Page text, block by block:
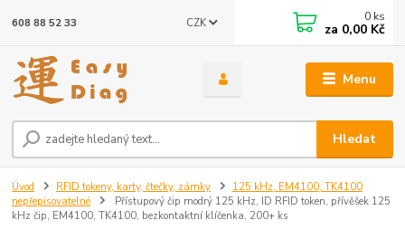
Menu
CZK
Hledat
608 88 52 33 0 ks
za 0,00 Kč
Úvod RFID tokeny, karty, čtečky, zámky
125 kHz, EM4100, TK4100
nepřepisovatelné
Přístupový čip modrý 125 kHz, ID RFID token, přívěšek 125
kHz čip, EM4100, TK4100, bezkontaktní klíčenka, 200+ ks